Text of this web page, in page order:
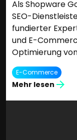
Als Shopware
SEO-
fundierter
und E-
Optimierung
E-Commerce
Mehr lesen